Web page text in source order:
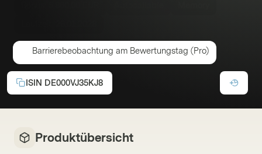
Barrierebeobachtung am Bewertungstag (Pro)
ISIN DE000VJ35KJ8
Produktübersicht